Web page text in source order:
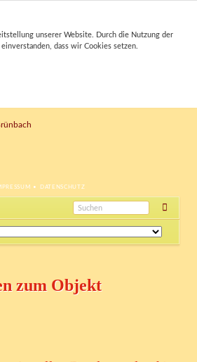
unserer Website. Durch die Nutzung der
dass wir Cookies setzen.
DATENSCHUTZ
zum Objekt